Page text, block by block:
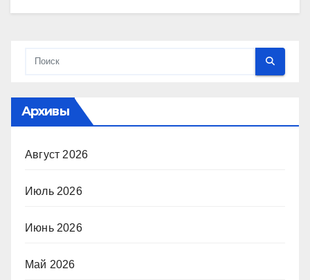
Архивы
Август 2026
Июль 2026
Июнь 2026
Май 2026